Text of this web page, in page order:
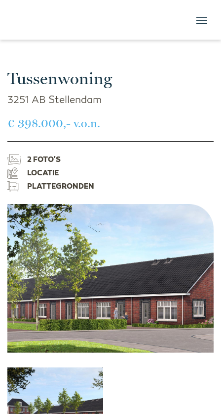
Tussenwoning
3251 AB Stellendam
€ 398.000,- v.o.n.
2 FOTO'S
LOCATIE
PLATTEGRONDEN